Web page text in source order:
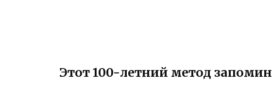
Этот 100-летний метод